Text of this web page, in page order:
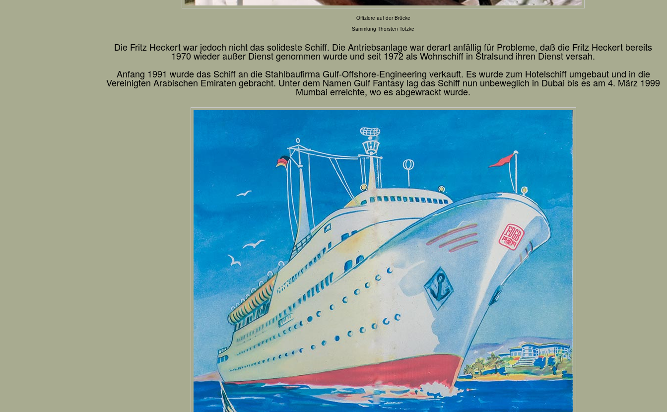
Offiziere auf der Brücke
Sammlung Thorsten Totzke
Die Fritz Heckert war jedoch nicht das solideste Schiff. Die Antriebsanlage war derart anfällig für Probleme, daß die Fritz Heckert bereits
1970 wieder außer Dienst genommen wurde und seit 1972 als Wohnschiff in Stralsund ihren Dienst versah.
Anfang 1991 wurde das Schiff an die Stahlbaufirma Gulf-Offshore-Engineering verkauft. Es wurde zum Hotelschiff umgebaut und in die
Vereinigten Arabischen Emiraten gebracht. Unter dem Namen Gulf Fantasy lag das Schiff nun unbeweglich in Dubai bis es am 4. März 1999
Mumbai erreichte, wo es abgewrackt wurde.